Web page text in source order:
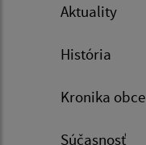
Aktuality
História
Kronika obce
Súčasnosť